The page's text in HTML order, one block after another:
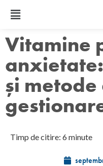
Vitamine
și metode
Timp de citire: 6 minute